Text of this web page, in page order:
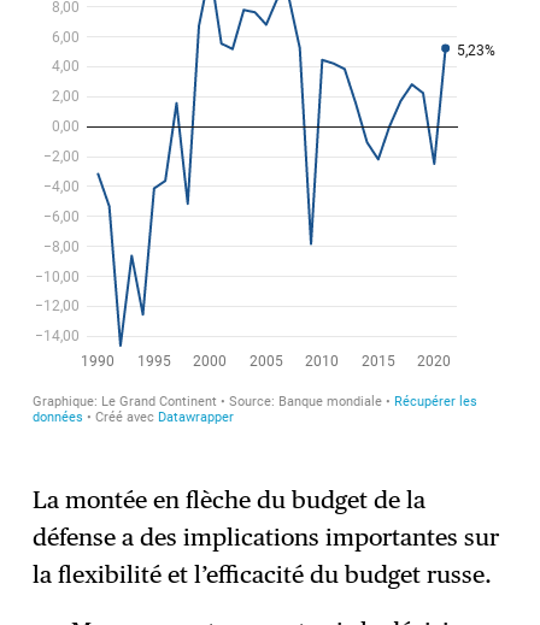
La montée en flèche du budget de la
défense a des implications importantes sur
la flexibilité et l’efficacité du budget russe.